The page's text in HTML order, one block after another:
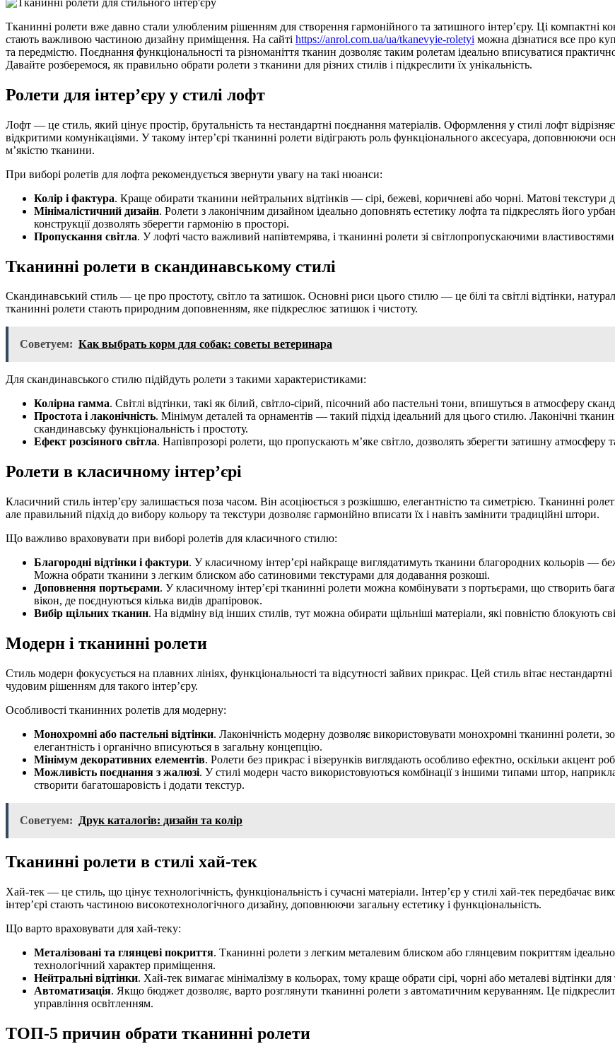
Тканинні ролети вже давно стали улюбленим рішенням для створення гармонійного та затишного інтер’єру. Ці компактні
стають важливою частиною дизайну приміщення. На сайті https://anrol.com.ua/ua/tkanevyie-roletyi можна дізнатися все про
та передмістю. Поєднання функціональності та різноманіття тканин дозволяє таким ролетам ідеально вписуватися
Давайте розберемося, як правильно обрати ролети з тканини для різних стилів і підкреслити їх унікальність.
Ролети для інтер’єру у стилі лофт
Лофт — це стиль, який цінує простір, брутальність та нестандартні поєднання матеріалів. Оформлення у стилі лофт
відкритими комунікаціями. У такому інтер’єрі тканинні ролети відіграють роль функціонального аксесуара, доповнюючи
м’якістю тканини.
При виборі ролетів для лофта рекомендується звернути увагу на такі нюанси:
Колір і фактура. Краще обирати тканини нейтральних відтінків — сірі, бежеві, коричневі або чорні. Матові текстури
Мінімалістичний дизайн. Ролети з лаконічним дизайном ідеально доповнять естетику лофта та підкреслять його
конструкції дозволять зберегти гармонію в просторі.
Пропускання світла. У лофті часто важливий напівтемрява, і тканинні ролети зі світлопропускаючими
Тканинні ролети в скандинавському стилі
Скандинавський стиль — це про простоту, світло та затишок. Основні риси цього стилю — це білі та світлі відтінки,
тканинні ролети стають природним доповненням, яке підкреслює затишок і чистоту.
Советуем: Как выбрать корм для собак: советы ветеринара
Для скандинавського стилю підійдуть ролети з такими характеристиками:
Колірна гамма. Світлі відтінки, такі як білий, світло-сірий, пісочний або пастельні тони, впишуться в атмосферу
Простота і лаконічність. Мінімум деталей та орнаментів — такий підхід ідеальний для цього стилю. Лаконічні
скандинавську функціональність і простоту.
Ефект розсіяного світла. Напівпрозорі ролети, що пропускають м’яке світло, дозволять зберегти затишну атмосферу
Ролети в класичному інтер’єрі
Класичний стиль інтер’єру залишається поза часом. Він асоціюється з розкішшю, елегантністю та симетрією. Тканинні
але правильний підхід до вибору кольору та текстури дозволяє гармонійно вписати їх і навіть замінити традиційні штори.
Що важливо враховувати при виборі ролетів для класичного стилю:
Благородні відтінки і фактури. У класичному інтер’єрі найкраще виглядатимуть тканини благородних кольорів —
Можна обрати тканини з легким блиском або сатиновими текстурами для додавання розкоші.
Доповнення портьєрами. У класичному інтер’єрі тканинні ролети можна комбінувати з портьєрами, що створить
вікон, де поєднуються кілька видів драпіровок.
Вибір щільних тканин. На відміну від інших стилів, тут можна обирати щільніші матеріали, які повністю блокують
Модерн і тканинні ролети
Стиль модерн фокусується на плавних лініях, функціональності та відсутності зайвих прикрас. Цей стиль вітає
чудовим рішенням для такого інтер’єру.
Особливості тканинних ролетів для модерну:
Монохромні або пастельні відтінки. Лаконічність модерну дозволяє використовувати монохромні тканинні ролети,
елегантність і органічно вписуються в загальну концепцію.
Мінімум декоративних елементів. Ролети без прикрас і візерунків виглядають особливо ефектно, оскільки акцент
Можливість поєднання з жалюзі. У стилі модерн часто використовуються комбінації з іншими типами штор,
створити багатошаровість і додати текстур.
Советуем: Друк каталогів: дизайн та колір
Тканинні ролети в стилі хай-тек
Хай-тек — це стиль, що цінує технологічність, функціональність і сучасні матеріали. Інтер’єр у стилі хай-тек передбачає
інтер’єрі стають частиною високотехнологічного дизайну, доповнюючи загальну естетику і функціональність.
Що варто враховувати для хай-теку:
Металізовані та глянцеві покриття. Тканинні ролети з легким металевим блиском або глянцевим покриттям
технологічний характер приміщення.
Нейтральні відтінки. Хай-тек вимагає мінімалізму в кольорах, тому краще обрати сірі, чорні або металеві відтінки
Автоматизація. Якщо бюджет дозволяє, варто розглянути тканинні ролети з автоматичним керуванням. Це
управління освітленням.
ТОП-5 причин обрати тканинні ролети